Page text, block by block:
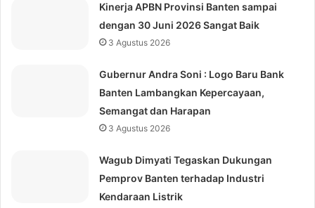
Kinerja APBN Provinsi Banten sampai
dengan 30 Juni 2026 Sangat Baik
3 Agustus 2026
Gubernur Andra Soni : Logo Baru Bank
Banten Lambangkan Kepercayaan,
Semangat dan Harapan
3 Agustus 2026
Wagub Dimyati Tegaskan Dukungan
Pemprov Banten terhadap Industri
Kendaraan Listrik